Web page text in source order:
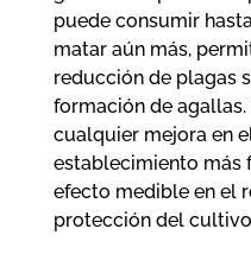
puede consumir
matar aún más,
reducción de plagas
formación de agallas.
cualquier mejora en
establecimiento más
efecto medible en el
protección del